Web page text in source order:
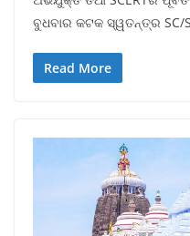
ବୁଧବାର କଟକ ସ୍ୱତନ୍ତ୍ର SC/
Read More